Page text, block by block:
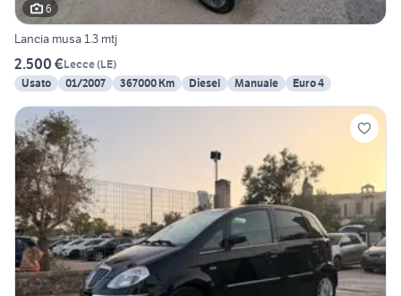
6
Lancia musa 1.3 mtj
2.500 €Lecce(LE)
Usato
01/2007 367000 Km Diesel Manuale Euro 4